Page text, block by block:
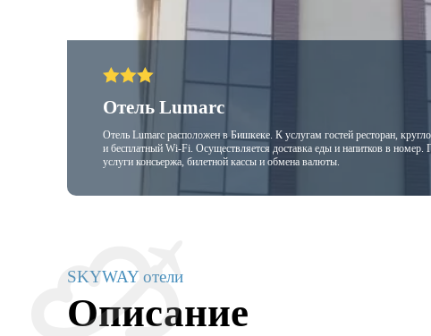
Отель Lumarc
Отель Lumarc расположен в Бишкеке. К услугам гостей ресторан,
и бесплатный Wi-Fi. Осуществляется доставка еды и напитков в номер.
услуги консьержа, билетной кассы и обмена валюты.
SKYWAY отели
Описание